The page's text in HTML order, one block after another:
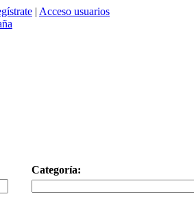
| Acceso usuarios
Categoría: